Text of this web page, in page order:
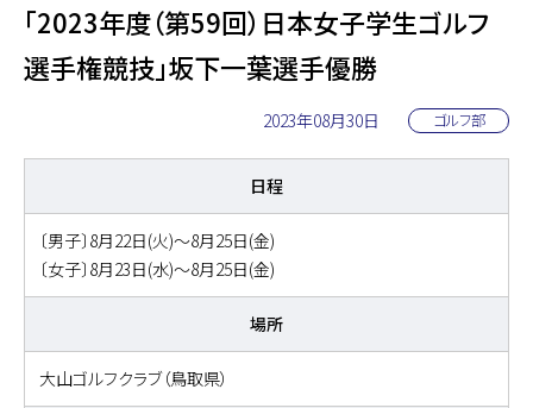
「2023年度（第59回）日本女子学生ゴルフ
選手権競技」坂下一葉選手優勝
2023年08月30日 ゴルフ部
日程
〔男子〕8月22日(火)～8月25日(金)
〔女子〕8月23日(水)～8月25日(金)
場所
大山ゴルフクラブ（鳥取県）